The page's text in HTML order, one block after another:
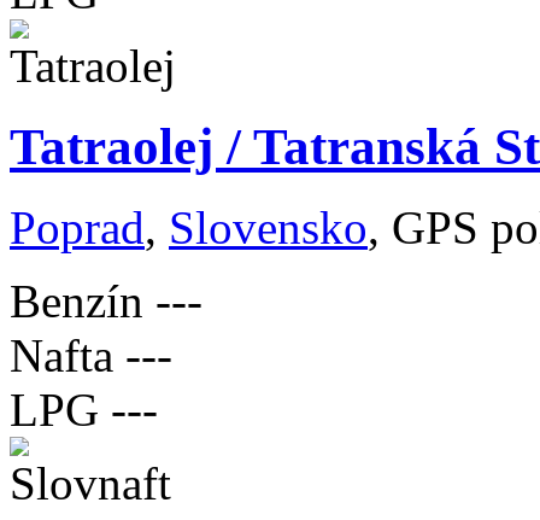
Tatraolej / Tatranská
Poprad, Slovensko, GPS
Benzín ---
Nafta ---
LPG ---